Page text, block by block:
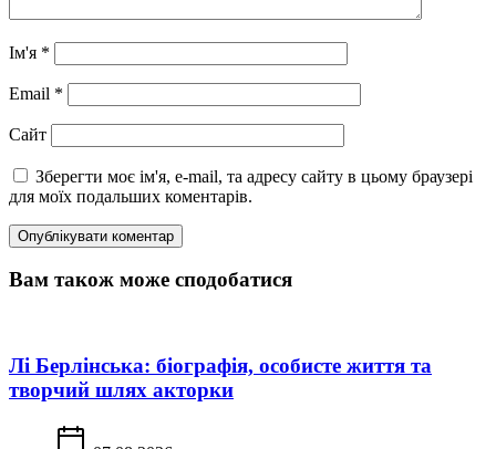
Ім'я *
Email *
Сайт
Зберегти моє ім'я, e-mail, та адресу сайту в цьому браузері
для моїх подальших коментарів.
Вам також може сподобатися
Лі Берлінська: біографія, особисте життя та
творчий шлях акторки